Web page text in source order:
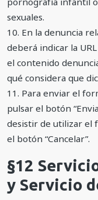
sexuales.
10. En la denuncia
deberá indicar la
el contenido
qué considera que
11. Para enviar el
pulsar el botón
desistir de utilizar el
el botón “Cancelar”.
§12
y Servicio